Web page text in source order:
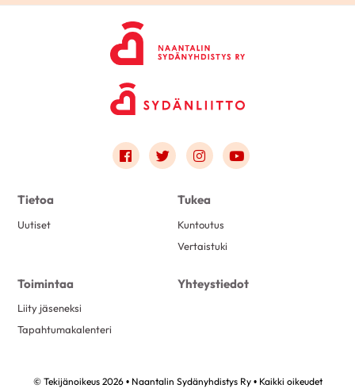
Link to facebook
Link to twitter
Link to instagram
Link to youtube
Tietoa
Uutiset
Tukea
Kuntoutus
Vertaistuki
Toimintaa
Liity jäseneksi
Tapahtumakalenteri
Yhteystiedot
© Tekijänoikeus 2026 • Naantalin Sydänyhdistys Ry • Kaikki oikeudet